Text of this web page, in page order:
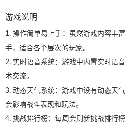
游戏说明
1. 操作简单易上手：虽然游戏内容丰
手，适合各个层次的玩家。
2. 实时语音系统：游戏中内置实时语
术交流。
3. 动态天气系统：游戏中设有动态天
会影响战斗表现和玩法。
4. 挑战排行榜：每周会刷新挑战排行